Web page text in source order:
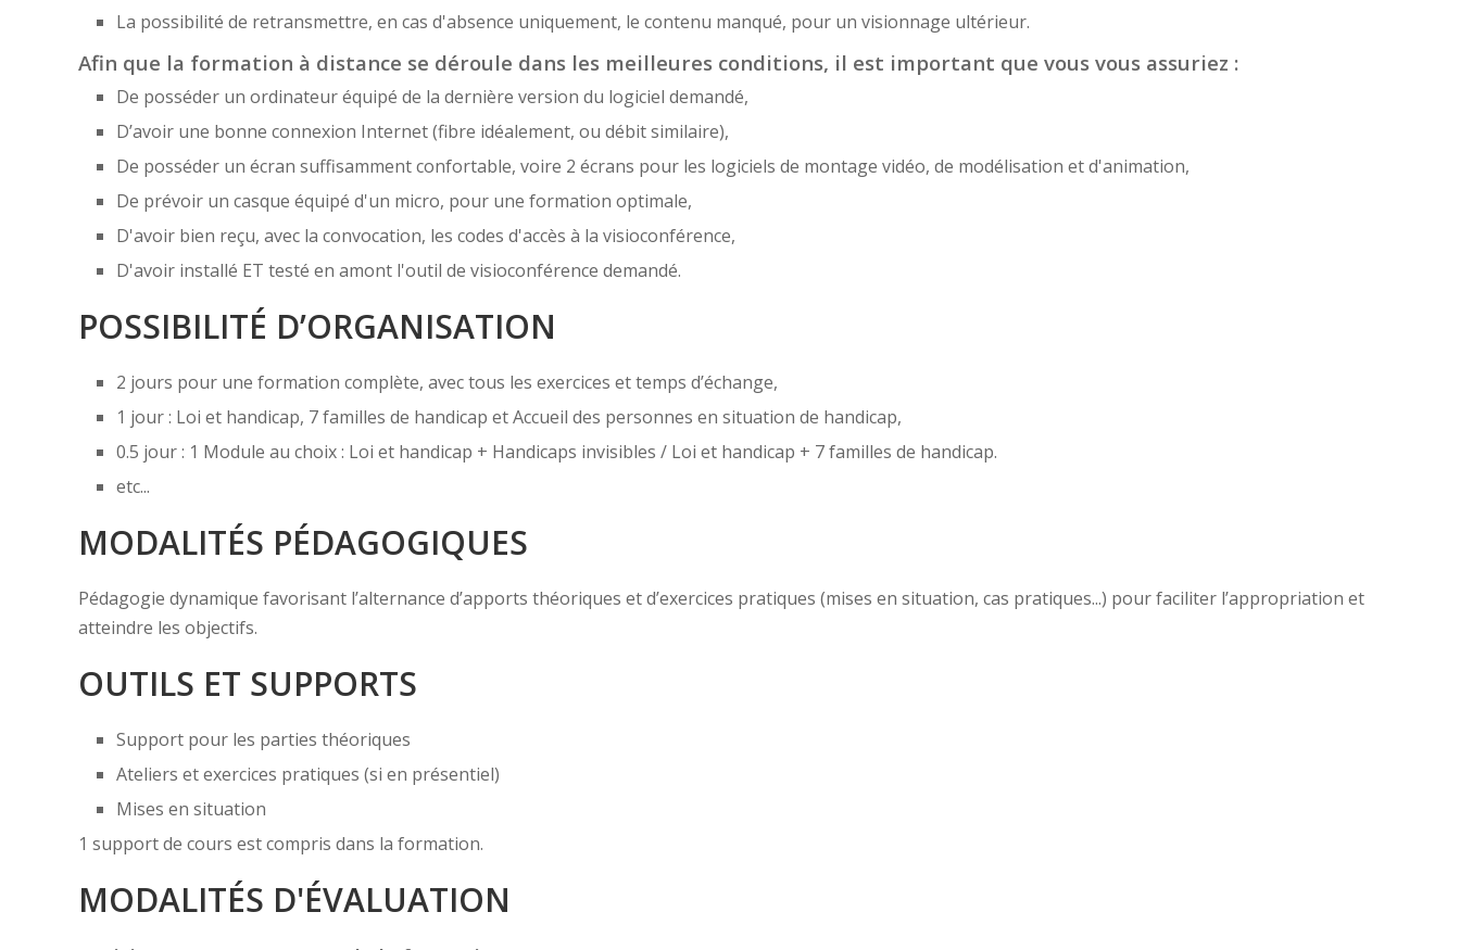
La possibilité de retransmettre, en cas d'absence uniquement, le contenu manqué, pour un visionnage ultérieur.
Afin que la formation à distance se déroule dans les meilleures conditions, il est important que vous vous assuriez :
De posséder un ordinateur équipé de la dernière version du logiciel demandé,
D’avoir une bonne connexion Internet (fibre idéalement, ou débit similaire),
De posséder un écran suffisamment confortable, voire 2 écrans pour les logiciels de montage vidéo, de modélisation et d'animation,
De prévoir un casque équipé d'un micro, pour une formation optimale,
D'avoir bien reçu, avec la convocation, les codes d'accès à la visioconférence,
D'avoir installé ET testé en amont l'outil de visioconférence demandé.
POSSIBILITÉ D’ORGANISATION
2 jours pour une formation complète, avec tous les exercices et temps d’échange,
1 jour : Loi et handicap, 7 familles de handicap et Accueil des personnes en situation de handicap,
0.5 jour : 1 Module au choix : Loi et handicap + Handicaps invisibles / Loi et handicap + 7 familles de handicap.
etc...
MODALITÉS PÉDAGOGIQUES
Pédagogie dynamique favorisant l’alternance d’apports théoriques et d’exercices pratiques (mises en situation, cas pratiques...) pour faciliter l’appropriation et
atteindre les objectifs.
OUTILS ET SUPPORTS
Support pour les parties théoriques
Ateliers et exercices pratiques (si en présentiel)
Mises en situation
1 support de cours est compris dans la formation.
MODALITÉS D'ÉVALUATION